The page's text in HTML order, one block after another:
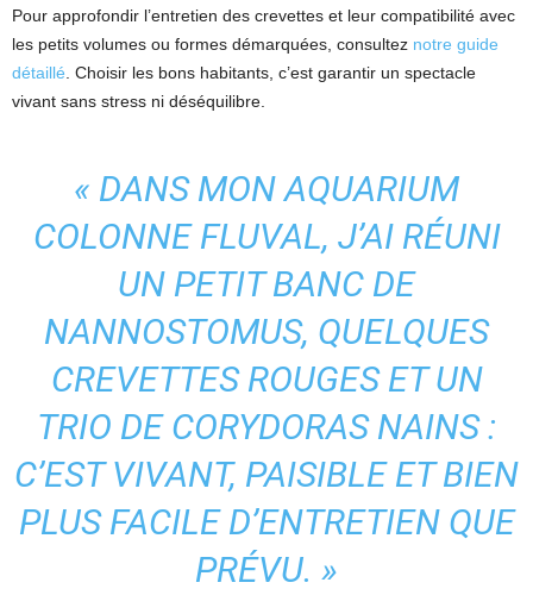
Pour approfondir l’entretien des crevettes et leur compatibilité avec
les petits volumes ou formes démarquées, consultez notre guide
détaillé. Choisir les bons habitants, c’est garantir un spectacle
vivant sans stress ni déséquilibre.
« DANS MON AQUARIUM
COLONNE FLUVAL, J’AI RÉUNI
UN PETIT BANC DE
NANNOSTOMUS, QUELQUES
CREVETTES ROUGES ET UN
TRIO DE CORYDORAS NAINS :
C’EST VIVANT, PAISIBLE ET BIEN
PLUS FACILE D’ENTRETIEN QUE
PRÉVU. »